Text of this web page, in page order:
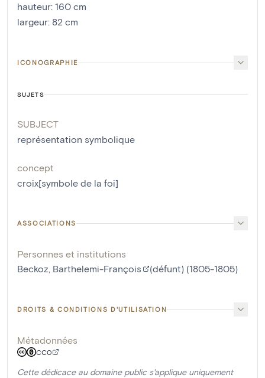
hauteur: 160 cm
largeur: 82 cm
ICONOGRAPHIE
SUJETS
SUBJECT
représentation symbolique
concept
croix[symbole de la foi]
ASSOCIATIONS
Personnes et institutions
Beckoz, Barthelemi-François
(défunt) (1805-1805)
DROITS & CONDITIONS D'UTILISATION
Métadonnées
CC0
Cette dédicace au domaine public s'applique uniquement